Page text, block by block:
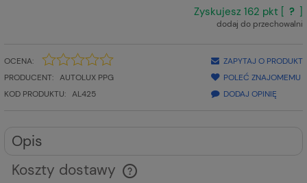
Zyskujesz 162 pkt [ ?
dodaj do przechowalni
OCENA:
PRODUCENT: AUTOLUX PPG
KOD PRODUKTU: AL425
ZAPYTAJ O PRODUKT
POLEĆ ZNAJOMEMU
DODAJ OPINIĘ
Opis
Koszty dostawy
Cena nie zawiera ewentualnych kosztów płatności